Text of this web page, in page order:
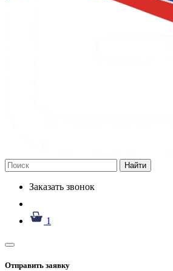
Найти
Заказать звонок
1
Отправить заявку